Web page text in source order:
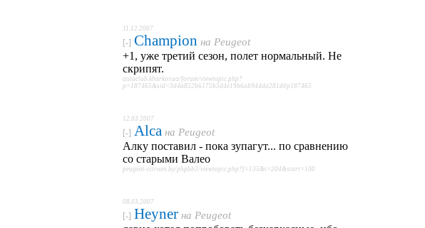
11.12.2007
[-] Champion на Peugeot
+1, уже третий сезон, полет нормальный. Не
скрипят.
autoclub.kharkov.ua/forum/viewtopic.php?
p=187465&sid=3d4a852b6175b5d4e19b6ab944da281d#p187465
12.03.2007
[-] Alca на Peugeot
Алку поставил - пока зупагут... по сравнению
со старыми Валео
peugeot-citroen.by/phpbb3/viewtopic.php?f=135&t=204&start=100
08.03.2007
[-] Heyner на Peugeot